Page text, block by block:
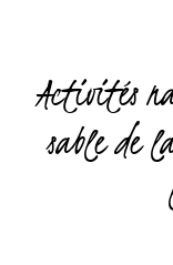
Activités
sable de